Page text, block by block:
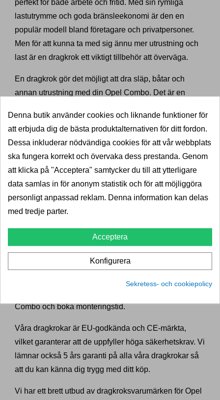
perfekt för både arbete och fritid. Med sin rymliga
lastutrymme och goda bränsleekonomi är den en
populär modell bland företagare och privatpersoner.
Men för att kunna ta med sig ännu mer utrustning och
last är en dragkrok ett viktigt tillbehör att överväga.
En dragkrok gör det möjligt att dra släp, båtar och
annan utrustning med din Opel Combo. Det är en
föremål. Och med hjälp av Dragkrokexperten kan du
enkelt köpa en dragkrok som passar din Opel Combo
och få den monterad professionellt.
Ta hjälp av Dragkrokexperten
för att montera en dragkrok
till din Opel Combo
högkvalitativa dragkrokar till Opel Combo. Vi säljer
kompletta paket som du kan montera själv eller så kan
du boka tid online för att få dragkroken monterad i en
Combo och boka monteringstid.
Våra dragkrokar är EU-godkända och CE-märkta,
vilket garanterar att de uppfyller höga säkerhetskrav. Vi
lämnar också 5 års garanti på alla våra dragkrokar så
att du kan känna dig trygg med ditt köp.
Vi har ett brett utbud av dragkroksvarumärken för Opel
Denna butik använder cookies och liknande funktioner för
att erbjuda dig de bästa produktalternativen för ditt fordon.
Dessa inkluderar nödvändiga cookies för att vår webbplats
ska fungera korrekt och övervaka dess prestanda. Genom
att klicka på "Acceptera" samtycker du till att ytterligare
data samlas in för anonym statistik och för att möjliggöra
personligt anpassad reklam. Denna information kan delas
med tredje parter.
Acceptera
Konfigurera
Sekretess- och cookiepolicy